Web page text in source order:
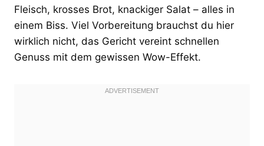
Fleisch, krosses Brot, knackiger Salat – alles in
einem Biss. Viel Vorbereitung brauchst du hier
wirklich nicht, das Gericht vereint schnellen
Genuss mit dem gewissen Wow-Effekt.